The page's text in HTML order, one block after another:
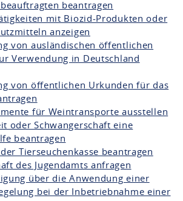
beantragen
mit Biozid-Produkten oder
anzeigen
von ausländischen öffentlichen
Verwendung in Deutschland
von öffentlichen Urkunden für das
für Weintransporte ausstellen
oder Schwangerschaft eine
beantragen
Tierseuchenkasse beantragen
des Jugendamts anfragen
über die Anwendung einer
bei der Inbetriebnahme einer